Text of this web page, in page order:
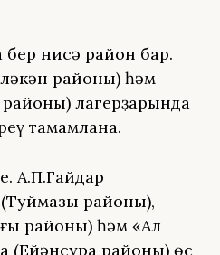
нисә район бар.
районы) һәм
районы) лагерҙарында
тамамлана.
А.П.Гайдар
(Туймазы районы),
районы) һәм «Ал
(Ейәнсура районы) өс